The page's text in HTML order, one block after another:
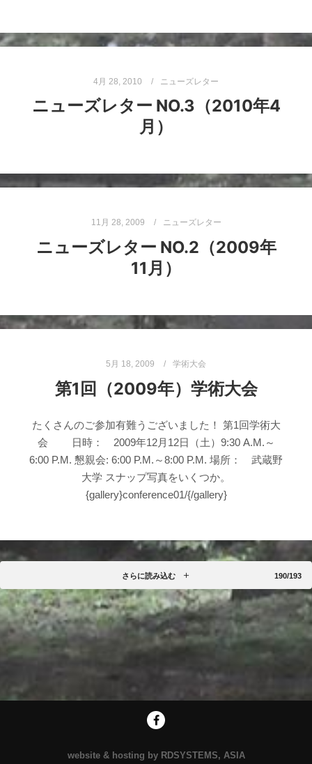
4月 28, 2010 ニューズレター
ニューズレター NO.3（2010年4
月）
11月 28, 2009 ニューズレター
ニューズレター NO.2（2009年
11月）
5月 18, 2009 学術大会
第1回（2009年）学術大会
たくさんのご参加有難うございました！ 第1回学術大
会 日時： 2009年12月12日（土）9:30 A.M.～
6:00 P.M. 懇親会: 6:00 P.M.～8:00 P.M. 場所： 武蔵野
大学 スナップ写真をいくつか。
{gallery}conference01/{/gallery}
さらに読み込む 190/193
website & hosting by RDSYSTEMS, ASIA